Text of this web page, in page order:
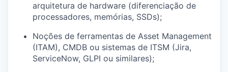
arquitetura de hardware (diferenciação de
processadores, memórias, SSDs);
Noções de ferramentas de Asset Management
(ITAM), CMDB ou sistemas de ITSM (Jira,
ServiceNow, GLPI ou similares);